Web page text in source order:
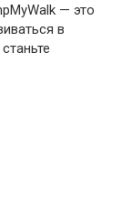
— это
в